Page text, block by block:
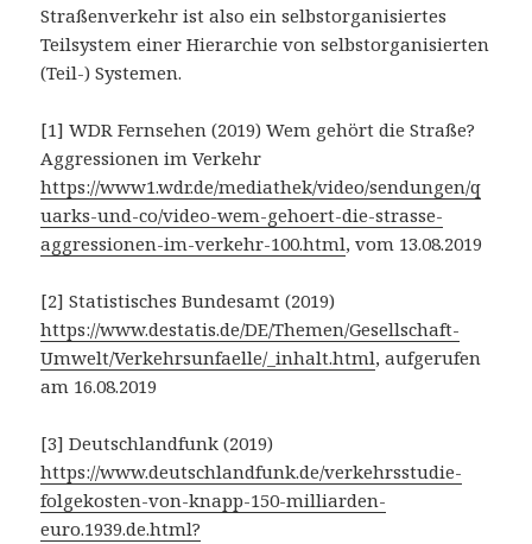
Straßenverkehr ist also ein selbstorganisiertes
Teilsystem einer Hierarchie von selbstorganisierten
(Teil-) Systemen.
[1] WDR Fernsehen (2019) Wem gehört die Straße?
Aggressionen im Verkehr
https://www1.wdr.de/mediathek/video/sendungen/q
uarks-und-co/video-wem-gehoert-die-strasse-
aggressionen-im-verkehr-100.html, vom 13.08.2019
[2] Statistisches Bundesamt (2019)
https://www.destatis.de/DE/Themen/Gesellschaft-
Umwelt/Verkehrsunfaelle/_inhalt.html, aufgerufen
am 16.08.2019
[3] Deutschlandfunk (2019)
https://www.deutschlandfunk.de/verkehrsstudie-
folgekosten-von-knapp-150-milliarden-
euro.1939.de.html?